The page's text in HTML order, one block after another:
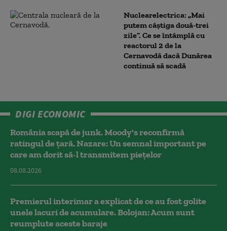
Nuclearelectrica: „Mai
putem câștiga două-trei
zile”. Ce se întâmplă cu
reactorul 2 de la
Cernavodă dacă Dunărea
continuă să scadă
DIGI ECONOMIC
România scapă de junk. Moody's reconfirmă
ratingul de țară. Nazare: Un semnal important pe
care am dorit să-l transmitem piețelor
08.08.2026
Premierul interimar a explicat de ce au fost golite
unele lacuri de acumulare. Bolojan: Acum sunt
reumplute aceste baraje